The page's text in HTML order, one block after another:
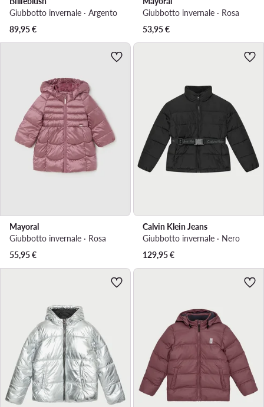
Giubbotto invernale · Argento
89,95€
Giubbotto invernale · Rosa
53,95€
Mayoral
Giubbotto invernale · Rosa
55,95€
Calvin Klein Jeans
Giubbotto invernale · Nero
129,95€